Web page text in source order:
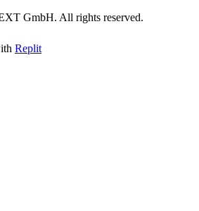
GmbH. All rights reserved.
Replit